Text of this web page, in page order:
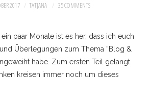
2017 TATJANA 35 COMMENTS
paar Monate ist es her, dass ich euch
Überlegungen zum Thema “Blog &
habe. Zum ersten Teil gelangt
kreisen immer noch um dieses